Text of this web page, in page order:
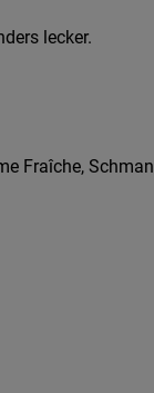
lecker.
Fraîche,